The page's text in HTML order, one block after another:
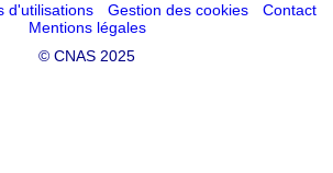
d'utilisations Gestion des cookies
Contact
Mentions légales
© CNAS 2025